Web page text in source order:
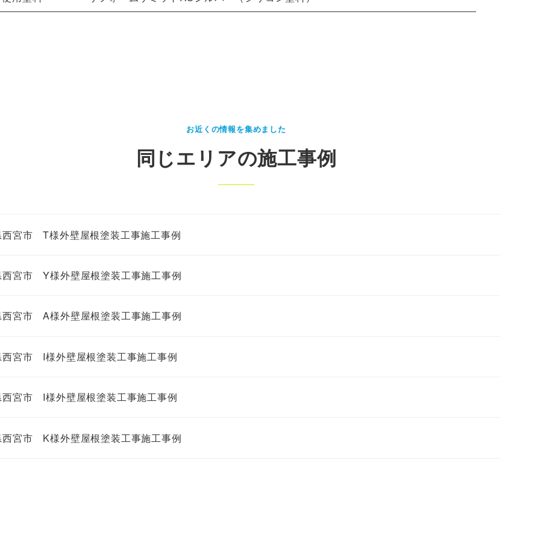
お近くの情報を集めました
同じエリアの施工事例
西宮市 T様外壁屋根塗装工事施工事例
西宮市 Y様外壁屋根塗装工事施工事例
西宮市 A様外壁屋根塗装工事施工事例
西宮市 I様外壁屋根塗装工事施工事例
西宮市 I様外壁屋根塗装工事施工事例
西宮市 K様外壁屋根塗装工事施工事例